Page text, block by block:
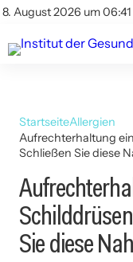
8. August 2026 um
Kontakt
Kontakt
AGBs
StartseiteAllergien
Aufrechterhaltung
Schließen Sie diese
Sie diese